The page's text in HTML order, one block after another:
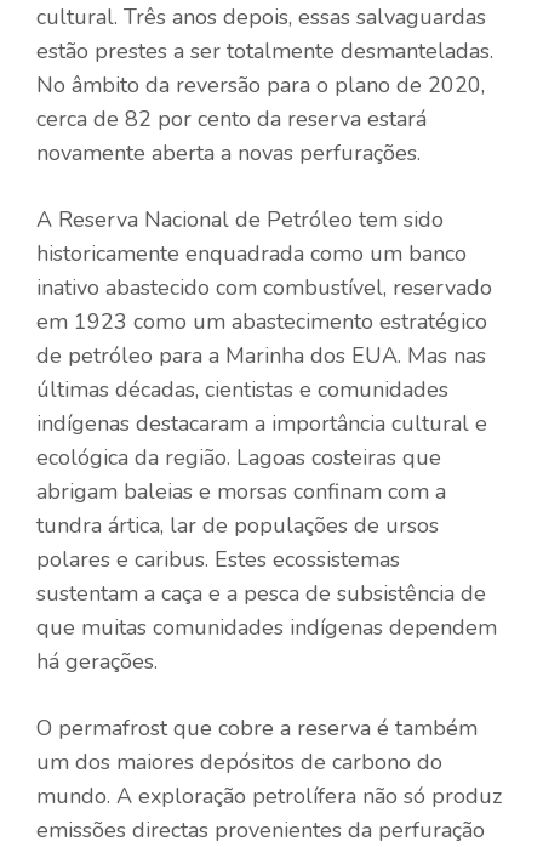
cultural. Três anos depois, essas salvaguardas
estão prestes a ser totalmente desmanteladas.
No âmbito da reversão para o plano de 2020,
cerca de 82 por cento da reserva estará
novamente aberta a novas perfurações.
A Reserva Nacional de Petróleo tem sido
historicamente enquadrada como um banco
inativo abastecido com combustível, reservado
em 1923 como um abastecimento estratégico
de petróleo para a Marinha dos EUA. Mas nas
últimas décadas, cientistas e comunidades
indígenas destacaram a importância cultural e
ecológica da região. Lagoas costeiras que
abrigam baleias e morsas confinam com a
tundra ártica, lar de populações de ursos
polares e caribus. Estes ecossistemas
sustentam a caça e a pesca de subsistência de
que muitas comunidades indígenas dependem
há gerações.
O permafrost que cobre a reserva é também
um dos maiores depósitos de carbono do
mundo. A exploração petrolífera não só produz
emissões directas provenientes da perfuração